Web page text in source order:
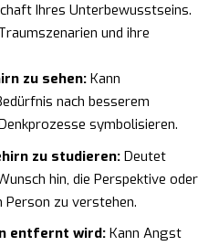
Ihres Unterbewusstseins.
und ihre
zu sehen: Kann
nach besserem
symbolisieren.
zu studieren: Deutet
hin, die Perspektive oder
Person zu verstehen.
entfernt wird: Kann Angst